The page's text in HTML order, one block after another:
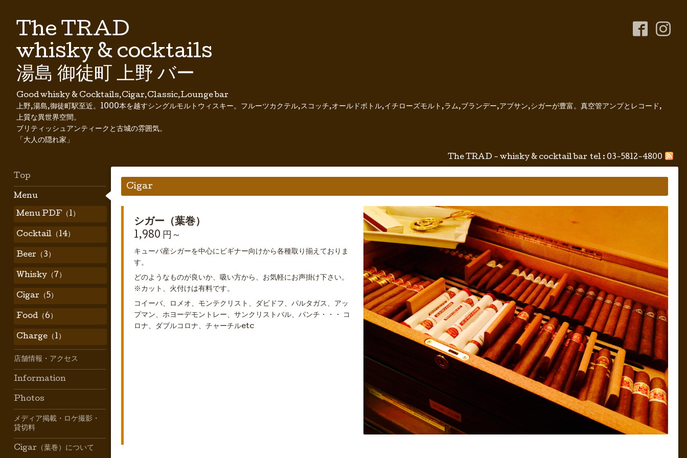
The TRAD
whisky & cocktails
湯島 御徒町 上野 バー
Good whisky & Cocktails,Cigar,Classic,Lounge bar
上野,湯島,御徒町駅至近。1000本を越すシングルモルトウィスキー。フルーツカクテル,スコッチ,オールドボトル,イチローズモルト,ラム,ブランデー,アブサン,シガーが豊富。真空管アンプとレコード,
上質な異世界空間。
ブリティッシュアンティークと古城の雰囲気。
「大人の隠れ家」
The TRAD - whisky & cocktail bar tel : 03-5812-4800
Cigar
シガー（葉巻）
1,980 円～
キューバ産シガーを中心にビギナー向けから各種取り揃えておりま
す。
どのようなものが良いか、吸い方から、お気軽にお声掛け下さい。
※カット、火付けは有料です。
コイーバ、ロメオ、モンテクリスト、ダビドフ、パルタガス、アッ
プマン、ホヨーデモントレー、サンクリストバル、パンチ・・・ コ
ロナ、ダブルコロナ、チャーチルetc
Top
Menu
Menu PDF（1）
Cocktail（14）
Beer（3）
Whisky（7）
Cigar（5）
Food（6）
Charge（1）
店舗情報・アクセス
Information
Photos
メディア掲載・ロケ撮影・
貸切料
Cigar（葉巻）について